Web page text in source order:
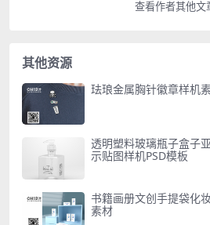
查看作者其他文
其他资源
珐琅金属胸针徽章样机
透明塑料玻璃瓶子盒子
示贴图样机PSD模板
书籍画册文创手提袋化
素材